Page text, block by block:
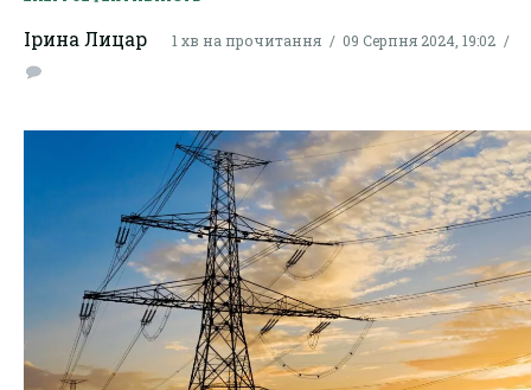
Ірина Лицар 1 хв на прочитання 09 Серпня 2024, 19:02